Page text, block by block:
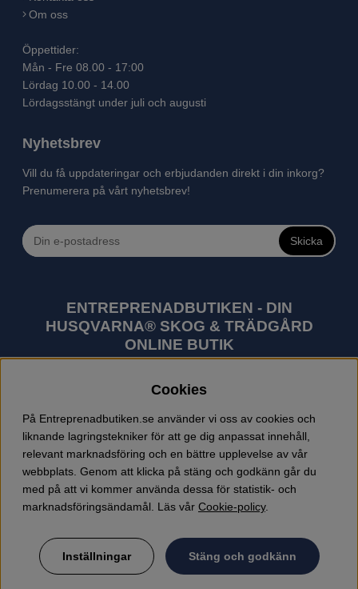
Om oss
Öppettider:
Mån - Fre 08.00 - 17:00
Lördag 10.00 - 14.00
Lördagsstängt under juli och augusti
Nyhetsbrev
Vill du få uppdateringar och erbjudanden direkt i din inkorg?
Prenumerera på vårt nyhetsbrev!
Skicka
ENTREPRENADBUTIKEN - DIN
HUSQVARNA® SKOG & TRÄDGÅRD
ONLINE BUTIK
utomhusprodukter som skogsmaskiner och
trädgårdsmaskiner. I sortimentet finns bl.a. robotgräsklippare,
motorsågar, röjsågar, trimmers, riders, åkgräsklippare,
trädgårdstraktorer, gräsklippare, häcksaxar, lövblåsar,
jordfräsar, snöslungor, skyddskläder och arbetskläder.
Entreprenadbutiken har snabba leveranser av Husqvarna
produkter.
Cookies
På Entreprenadbutiken.se använder vi oss av cookies och
liknande lagringstekniker för att ge dig anpassat innehåll,
relevant marknadsföring och en bättre upplevelse av vår
webbplats. Genom att klicka på stäng och godkänn går du
med på att vi kommer använda dessa för statistik- och
marknadsföringsändamål. Läs vår Cookie-policy.
Inställningar Stäng och godkänn